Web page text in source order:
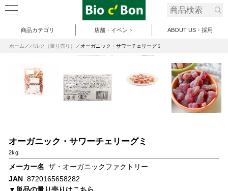
商品カテゴリ 店舗・イベント ABOUT US・採用
ホーム バルク（量り売り） オーガニック・サワーチェリーグミ
オーガニック・サワーチェリーグミ
2kg
メーカー名 ザ・オーガニックファクトリー
JAN 8720165658282